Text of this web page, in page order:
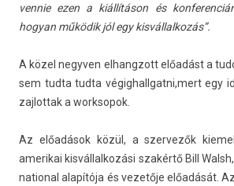
ven­nie ezen a kiállításon és
hogyan működik jól egy kis­vállal­kozás”.
A közel negyv­en el­hangzott előadást a
sem tudta tudta végig­hallgat­ni,mert egy
zaj­lottak a worksopok.
Az előadások közül, a szer­vezők
amerikai kis­vállal­kozási szakértő Bill
nation­al alapítója és vezetője előadását.